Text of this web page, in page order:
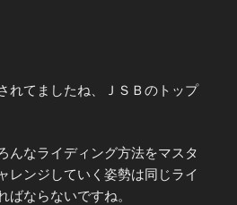
れてましたね、ＪＳＢのトップ
んなライディング方法をマスタ
レンジしていく姿勢は同じライ
ばならないですね。